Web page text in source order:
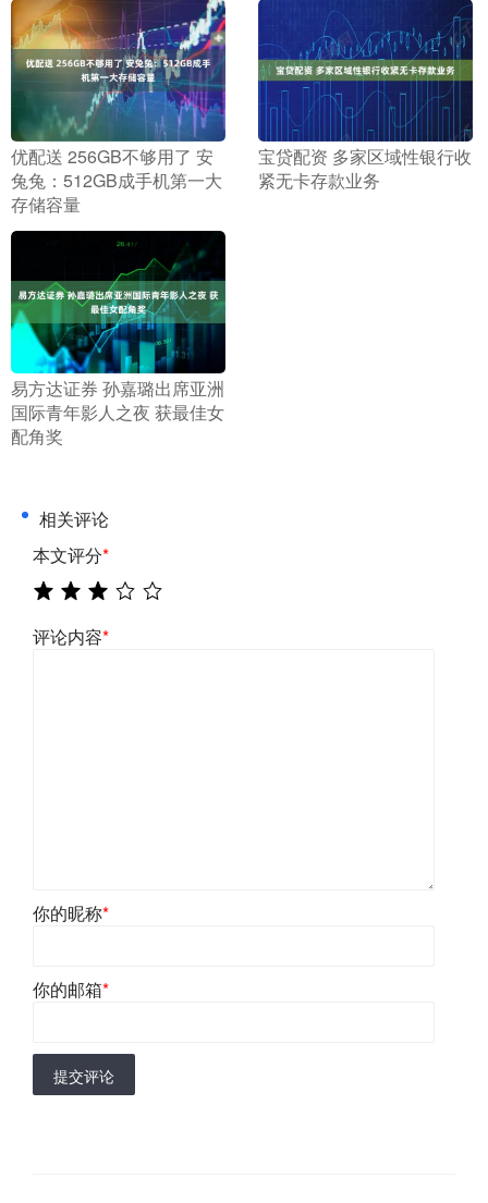
​优配送 256GB不够用了 安
兔兔：512GB成手机第一大
存储容量
​宝贷配资 多家区域性银行收
紧无卡存款业务
​易方达证券 孙嘉璐出席亚洲
国际青年影人之夜 获最佳女
配角奖
相关评论
本文评分*
评论内容*
你的昵称*
你的邮箱*
提交评论